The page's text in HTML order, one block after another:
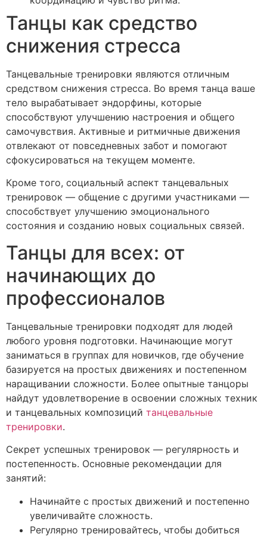
Танцы как средство
снижения стресса
Танцевальные тренировки являются отличным
средством снижения стресса. Во время танца ваше
тело вырабатывает эндорфины, которые
способствуют улучшению настроения и общего
самочувствия. Активные и ритмичные движения
отвлекают от повседневных забот и помогают
сфокусироваться на текущем моменте.
Кроме того, социальный аспект танцевальных
тренировок — общение с другими участниками —
способствует улучшению эмоционального
состояния и созданию новых социальных связей.
Танцы для всех: от
начинающих до
профессионалов
Танцевальные тренировки подходят для людей
любого уровня подготовки. Начинающие могут
заниматься в группах для новичков, где обучение
базируется на простых движениях и постепенном
наращивании сложности. Более опытные танцоры
найдут удовлетворение в освоении сложных техник
и танцевальных композиций танцевальные
тренировки.
Секрет успешных тренировок — регулярность и
постепенность. Основные рекомендации для
занятий:
Начинайте с простых движений и постепенно
увеличивайте сложность.
Регулярно тренировайтесь, чтобы добиться